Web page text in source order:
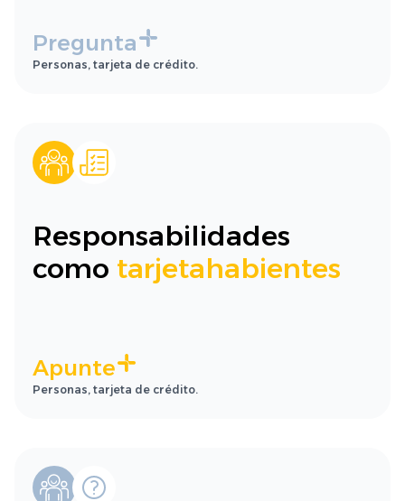
Pregunta
Personas, tarjeta de crédito.
Responsabilidades
como tarjetahabientes
Apunte
Personas, tarjeta de crédito.